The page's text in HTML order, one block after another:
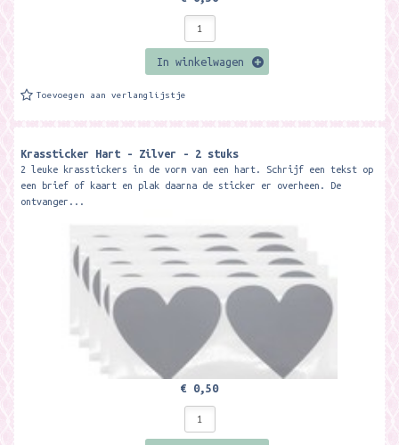
In winkelwagen
Toevoegen aan verlanglijstje
Krassticker Hart - Zilver - 2 stuks
2 leuke krasstickers in de vorm van een hart. Schrijf een tekst op
een brief of kaart en plak daarna de sticker er overheen. De
ontvanger...
€ 0,50